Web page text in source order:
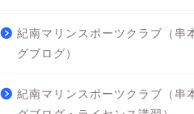
紀南マリンスポーツクラブ（串
グブログ）
紀南マリンスポーツクラブ（串